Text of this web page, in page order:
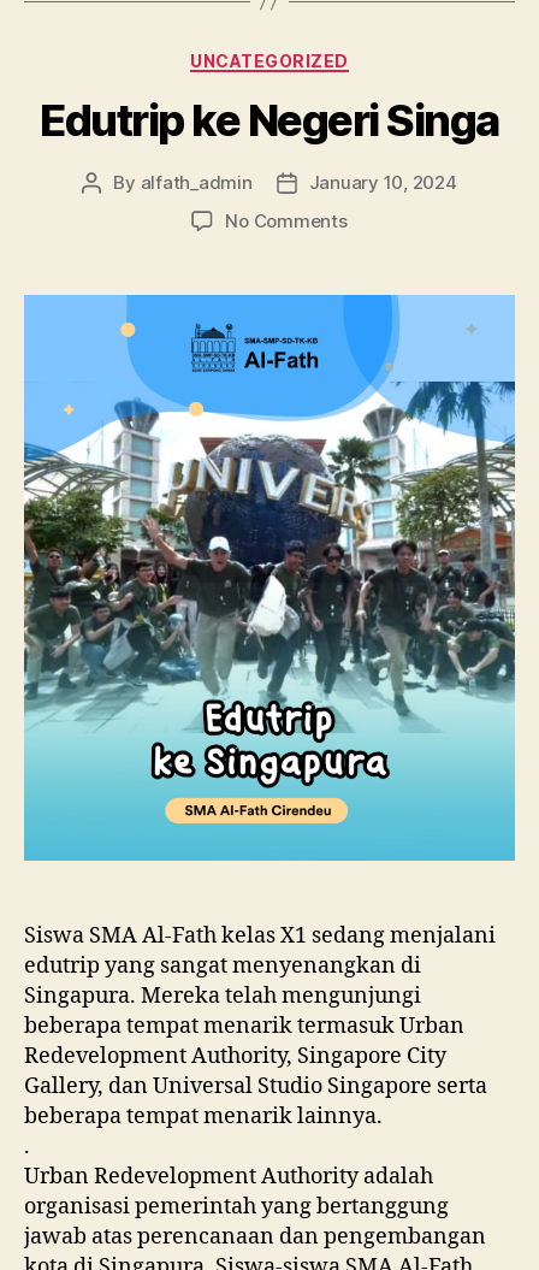
UNCATEGORIZED
Edutrip ke Negeri Singa
By alfath_admin
January 10, 2024
No Comments
Siswa SMA Al-Fath kelas X1 sedang menjalani
edutrip yang sangat menyenangkan di
Singapura. Mereka telah mengunjungi
beberapa tempat menarik termasuk Urban
Redevelopment Authority, Singapore City
Gallery, dan Universal Studio Singapore serta
beberapa tempat menarik lainnya.
.
Urban Redevelopment Authority adalah
organisasi pemerintah yang bertanggung
jawab atas perencanaan dan pengembangan